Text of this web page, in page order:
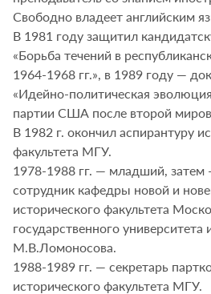
Свободно владеет английским
В 1981 году защитил
«Борьба течений в
1964-1968 гг.», в 1989 году —
«Идейно-политическая
партии США после второй
В 1982 г. окончил аспирантуру
факультета МГУ.
1978-1988 гг. — младший,
сотрудник кафедры новой и
исторического факультета
государственного университета
М.В.Ломоносова.
1988-1989 гг. — секретарь
исторического факультета МГУ.